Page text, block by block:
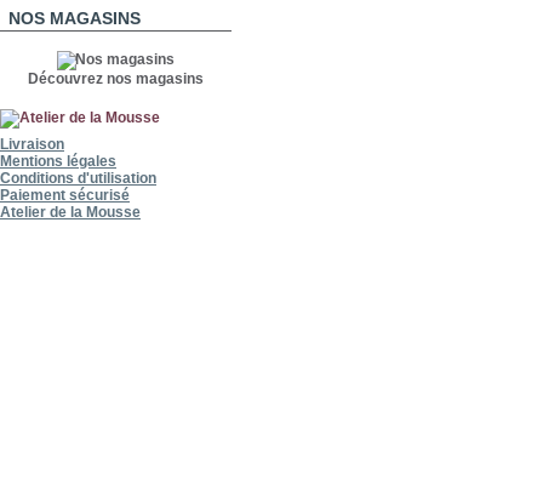
NOS MAGASINS
Découvrez nos magasins
Livraison
Mentions légales
Conditions d'utilisation
Paiement sécurisé
Atelier de la Mousse